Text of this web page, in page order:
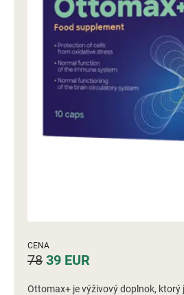
CENA
78 39 EUR
Ottomax+ je výživový doplnok, ktorý